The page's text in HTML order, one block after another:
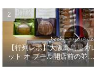
【行列レポ】大阪高島屋ガレ
ット オ ブール開店前の並び
方＆贅沢爆買い食べ比べレビ